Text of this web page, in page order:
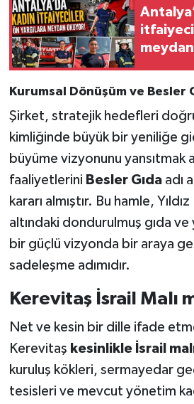
Kurumsal Dönüşüm ve Besler
Şirket, stratejik hedefleri
kimliğinde büyük bir yeniliğe
büyüme vizyonunu yansıtmak
faaliyetlerini Besler Gıdaadı
kararı almıştır. Bu hamle,
altındaki dondurulmuş gıda ve
bir güçlü vizyonda bir araya
sadeleşme adımıdır.
Kerevitaş İsrail Malı
Net ve kesin bir dille ifade
Kerevitaş kesinlikle İsrail
kuruluş kökleri, sermayedar
tesisleri ve mevcut yönetim